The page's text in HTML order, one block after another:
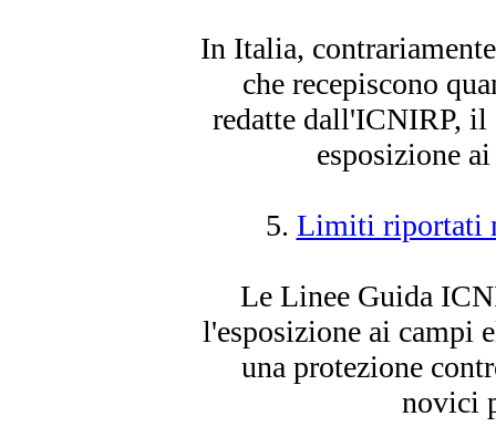
In Italia,
che recepiscono
redatte dall'ICNIRP, il
esposizione
5. Limiti riportati
Le Linee Guida
l'esposizioneai campi
una protezione
novici